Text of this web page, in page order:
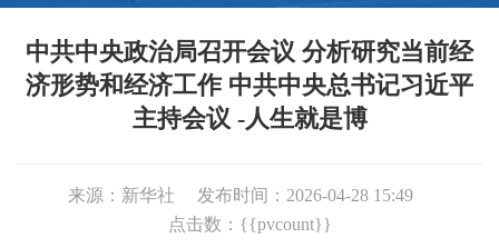
中共中央政治局召开会议 分析研究当前经
济形势和经济工作 中共中央总书记习近平
主持会议 -人生就是博
来源：新华社
发布时间：2026-04-28 15:49
点击数：{{pvcount}}